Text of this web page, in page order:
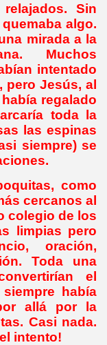
Sin
algo.
mirada a la
Muchos
intentado
Jesús, al
regalado
toda la
las espinas
siempre) se
como
cercanos al
colegio de los
limpias pero
oración,
Toda una
el
había
allá por la
Casi nada.
intento!